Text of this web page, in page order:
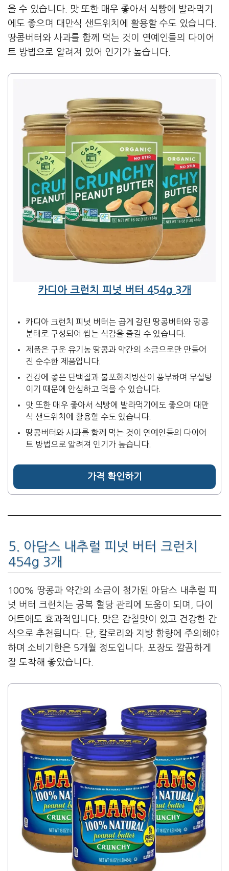
을 수 있습니다. 맛 또한 매우 좋아서 식빵에 발라먹기
에도 좋으며 대만식 샌드위치에 활용할 수도 있습니다.
땅콩버터와 사과를 함께 먹는 것이 연예인들의 다이어
트 방법으로 알려져 있어 인기가 높습니다.
카디아 크런치 피넛 버터 454g 3개
카디아 크런치 피넛 버터는 곱게 갈린 땅콩버터와 땅콩
분태로 구성되어 씹는 식감을 즐길 수 있습니다.
제품은 구운 유기농 땅콩과 약간의 소금으로만 만들어
진 순수한 제품입니다.
건강에 좋은 단백질과 불포화지방산이 풍부하며 무설탕
이기 때문에 안심하고 먹을 수 있습니다.
맛 또한 매우 좋아서 식빵에 발라먹기에도 좋으며 대만
식 샌드위치에 활용할 수도 있습니다.
땅콩버터와 사과를 함께 먹는 것이 연예인들의 다이어
트 방법으로 알려져 인기가 높습니다.
가격 확인하기
5. 아담스 내추럴 피넛 버터 크런치
454g 3개
100% 땅콩과 약간의 소금이 첨가된 아담스 내추럴 피
넛 버터 크런치는 공복 혈당 관리에 도움이 되며, 다이
어트에도 효과적입니다. 맛은 감칠맛이 있고 건강한 간
식으로 추천됩니다. 단, 칼로리와 지방 함량에 주의해야
하며 소비기한은 5개월 정도입니다. 포장도 깔끔하게
잘 도착해 좋았습니다.